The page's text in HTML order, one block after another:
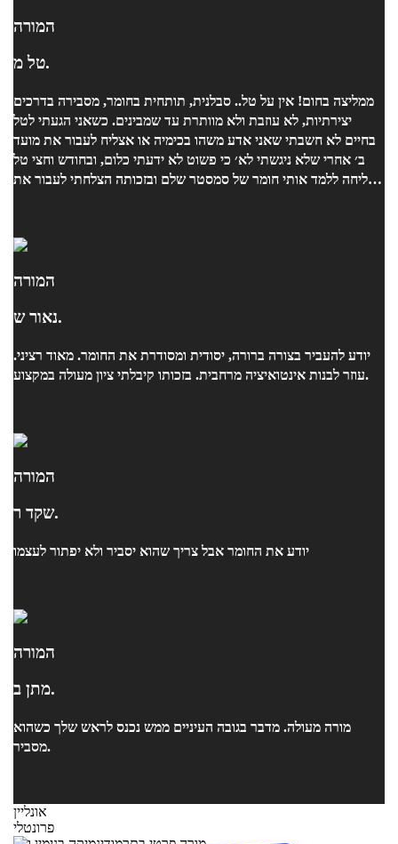
המורה
טל מ.
ממליצה בחום! אין על טל.. סבלנית, תותחית בחומר, מסבירה בדרכים
יצירתיות, לא עוזבת ולא מוותרת עד שמבינים. כשאני הגעתי לטל
בחיים לא חשבתי שאני אדע משהו בכימיה או אצליח לעבור את מועד
ב׳ אחרי שלא ניגשתי לא׳ כי פשוט לא ידעתי כלום, ובחודש וחצי טל
הצליחה ללמד אותי חומר של סמסטר שלם ובזכותה הצלחתי לעבור את
המורה
נאור ש.
יודע להעביר בצורה ברורה, יסודית ומסודרת את החומר. מאוד רציני.
עוזר לבנות אינטואיציה מרחבית. בזכותו קיבלתי ציון מעולה במקצוע.
המורה
שקד ר.
יודע את החומר אבל צריך שהוא יסביר ולא יפתור לעצמו
המורה
מתן ב.
מורה מעולה. מדבר בגובה העיניים ממש נכנס לראש שלך כשהוא
מסביר.
אונליין
פרונטלי